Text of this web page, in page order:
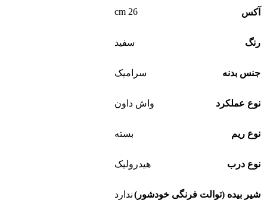
آکس 26 cm
رنگ سفید
جنس بدنه سرامیک
نوع عملکرد واش داون
نوع ریم بسته
نوع درب هیدرولیک
شیر بیده (توالت فرنگی خودشور)ندارد